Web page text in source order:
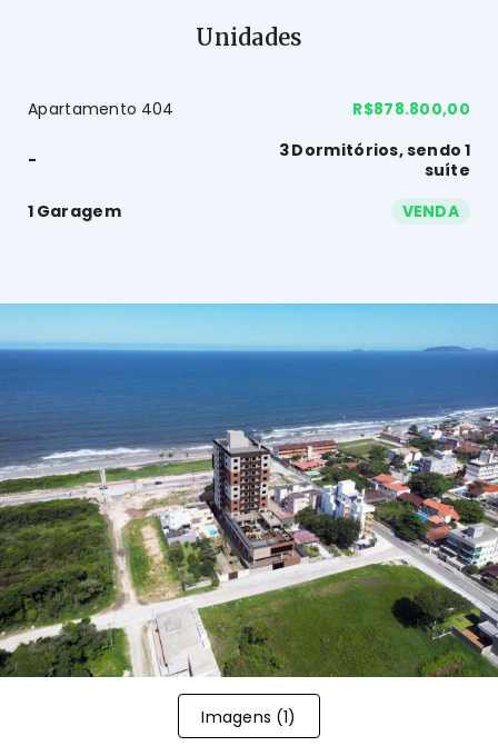
Unidades
Apartamento 404
-
3 Dormitórios, sendo 1
suíte
1 Garagem
R$878.800,00
VENDA
Imagens (1)